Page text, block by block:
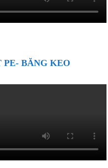
PE- BĂNG KEO